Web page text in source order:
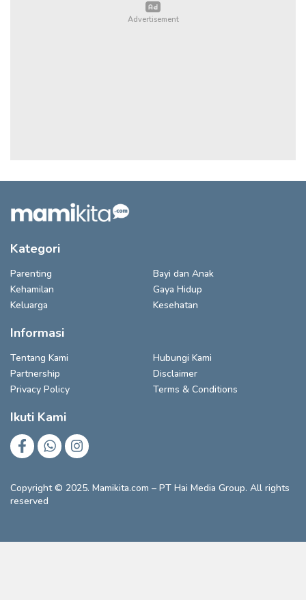
Kategori
Parenting
Bayi dan Anak
Kehamilan
Gaya Hidup
Keluarga
Kesehatan
Informasi
Tentang Kami
Hubungi Kami
Partnership
Disclaimer
Privacy Policy
Terms & Conditions
Ikuti Kami
Copyright © 2025. Mamikita.com – PT Hai Media Group. All rights
reserved